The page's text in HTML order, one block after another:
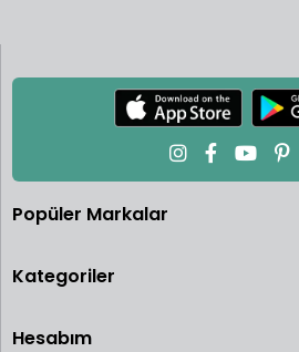
Popüler Markalar
Kategoriler
Hesabım